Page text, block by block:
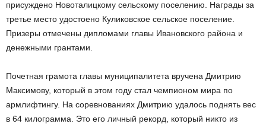
присуждено Новоталицкому сельскому поселению. Награды за
третье место удостоено Куликовское сельское поселение.
Призеры отмечены дипломами главы Ивановского района и
денежными грантами.
Почетная грамота главы муниципалитета вручена Дмитрию
Максимову, который в этом году стал чемпионом мира по
армлифтингу. На соревнованиях Дмитрию удалось поднять вес
в 64 килограмма. Это его личный рекорд, который никто из